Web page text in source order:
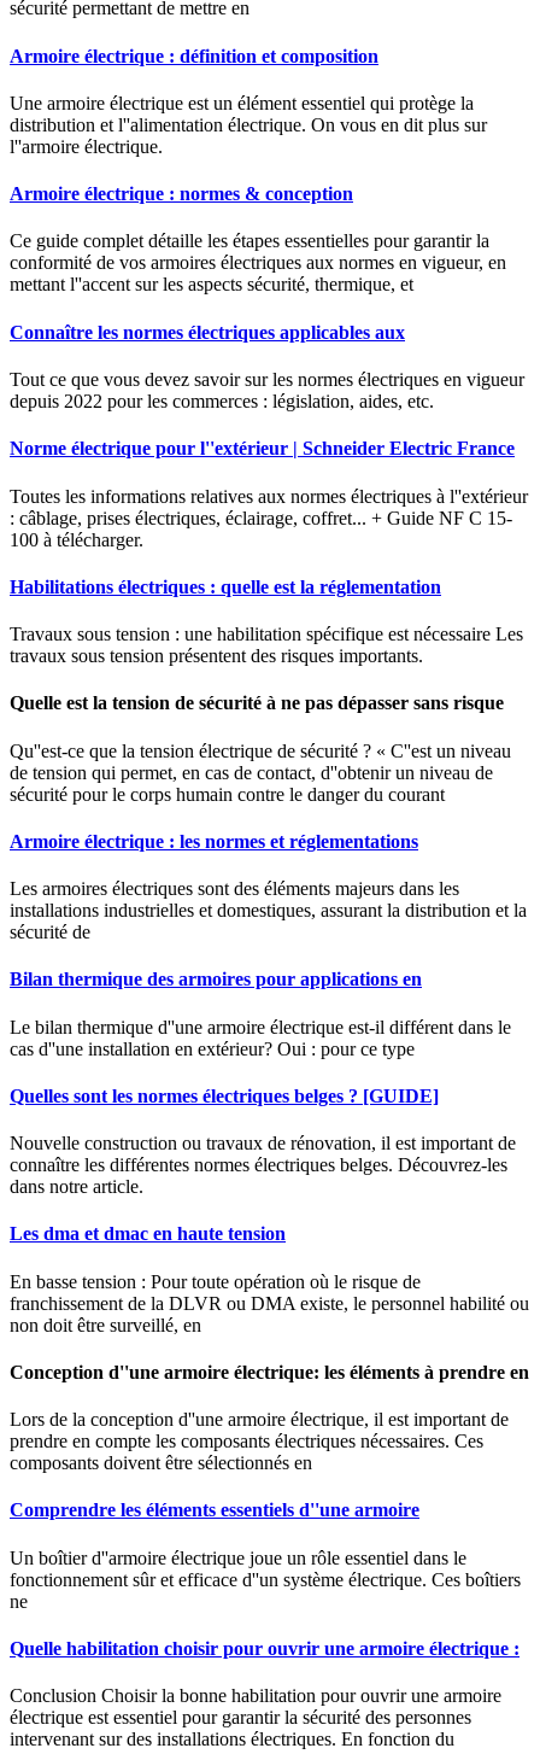
sécurité permettant de mettre en
Armoire électrique : définition et composition
Une armoire électrique est un élément essentiel qui protège la
distribution et l''alimentation électrique. On vous en dit plus sur
l''armoire électrique.
Armoire électrique : normes & conception
Ce guide complet détaille les étapes essentielles pour garantir la
conformité de vos armoires électriques aux normes en vigueur, en
mettant l''accent sur les aspects sécurité, thermique, et
Connaître les normes électriques applicables aux
Tout ce que vous devez savoir sur les normes électriques en vigueur
depuis 2022 pour les commerces : législation, aides, etc.
Norme électrique pour l''extérieur | Schneider Electric France
Toutes les informations relatives aux normes électriques à l''extérieur
: câblage, prises électriques, éclairage, coffret... + Guide NF C 15-
100 à télécharger.
Habilitations électriques : quelle est la réglementation
Travaux sous tension : une habilitation spécifique est nécessaire Les
travaux sous tension présentent des risques importants.
Quelle est la tension de sécurité à ne pas dépasser sans risque
Qu''est-ce que la tension électrique de sécurité ? « C''est un niveau
de tension qui permet, en cas de contact, d''obtenir un niveau de
sécurité pour le corps humain contre le danger du courant
Armoire électrique : les normes et réglementations
Les armoires électriques sont des éléments majeurs dans les
installations industrielles et domestiques, assurant la distribution et la
sécurité de
Bilan thermique des armoires pour applications en
Le bilan thermique d''une armoire électrique est-il différent dans le
cas d''une installation en extérieur? Oui : pour ce type
Quelles sont les normes électriques belges ? [GUIDE]
Nouvelle construction ou travaux de rénovation, il est important de
connaître les différentes normes électriques belges. Découvrez-les
dans notre article.
Les dma et dmac en haute tension
En basse tension : Pour toute opération où le risque de
franchissement de la DLVR ou DMA existe, le personnel habilité ou
non doit être surveillé, en
Conception d''une armoire électrique: les éléments à prendre en
Lors de la conception d''une armoire électrique, il est important de
prendre en compte les composants électriques nécessaires. Ces
composants doivent être sélectionnés en
Comprendre les éléments essentiels d''une armoire
Un boîtier d''armoire électrique joue un rôle essentiel dans le
fonctionnement sûr et efficace d''un système électrique. Ces boîtiers
ne
Quelle habilitation choisir pour ouvrir une armoire électrique :
Conclusion Choisir la bonne habilitation pour ouvrir une armoire
électrique est essentiel pour garantir la sécurité des personnes
intervenant sur des installations électriques. En fonction du